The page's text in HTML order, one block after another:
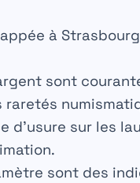
à
sont
d’usure sur les
sont des